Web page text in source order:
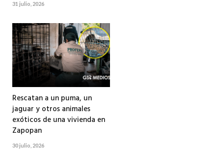
31 julio, 2026
Rescatan a un puma, un
jaguar y otros animales
exóticos de una vivienda en
Zapopan
30 julio, 2026